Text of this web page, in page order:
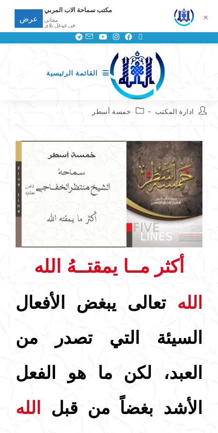
القائمة الرئيسية
ادارة المكتب خمسة أسطر
أكثر مــا يمقتــهُ الله
الله تعالى يبغض الأفعال
السيئة التي تصدر من
العبد، لكن ما هو الفعل
الأشد بغضاً من قبل
الله
✕
مكتب سماحة الاب المربي
مجانى
في غوغل بلاي
عرض